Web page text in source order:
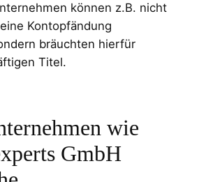
können z.B. nicht
Kontopfändung
bräuchten hierfür
Titel.
wie
GmbH